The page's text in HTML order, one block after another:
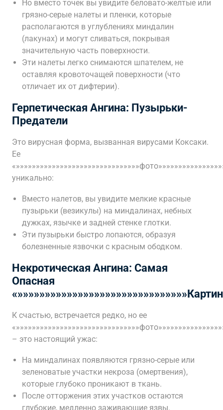
Но вместо точек вы увидите беловато-желтые или
грязно-серые налеты и пленки, которые
располагаются в углублениях миндалин
(лакунах) и могут сливаться, покрывая
значительную часть поверхности.
Эти налеты легко снимаются шпателем, не
оставляя кровоточащей поверхности (что
отличает их от дифтерии).
Герпетическая Ангина: Пузырьки-
Предатели
Это вирусная форма, вызванная вирусами Коксаки.
Ее
уникально:
Вместо налетов, вы увидите мелкие красные
пузырьки (везикулы) на миндалинах, небных
дужках, язычке и задней стенке глотки.
Эти пузырьки быстро лопаются, образуя
болезненные язвочки с красным ободком.
Некротическая Ангина: Самая
Опасная
К счастью, встречается редко, но ее
– это настоящий ужас:
На миндалинах появляются грязно-серые или
зеленоватые участки некроза (омертвения),
которые глубоко проникают в ткань.
После отторжения этих участков остаются
глубокие, медленно заживающие язвы.